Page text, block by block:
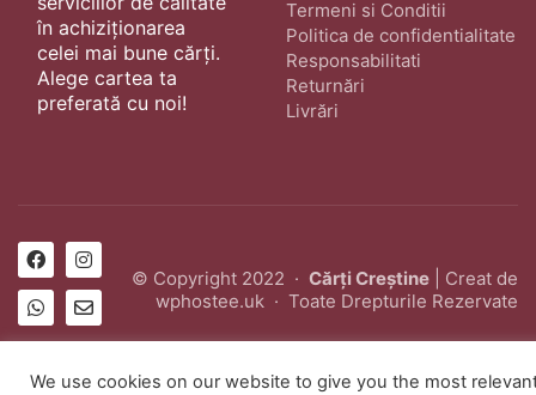
în achiziționarea
celei mai bune cărți.
Alege cartea ta
preferată cu noi!
Termeni si Conditii
Politica de confidentialitate
Responsabilitati
Returnări
Livrări
© Copyright 2022 · Cărți Creștine | Creat de
wphostee.uk · Toate Drepturile Rezervate
We use cookies on our website to give you the most